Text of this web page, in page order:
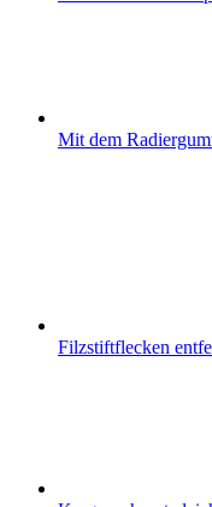
Mit dem
Filzstiftflecken